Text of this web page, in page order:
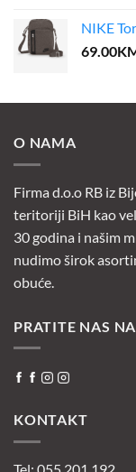
NIKE
69.00
O NAMA
Firma d.o.o RB iz
teritoriji BiH kao
30 godina i našim
nudimo širok
obuće.
PRATITE NAS
KONTAKT